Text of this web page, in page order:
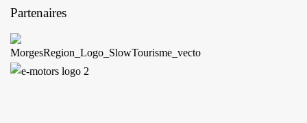
Partenaires